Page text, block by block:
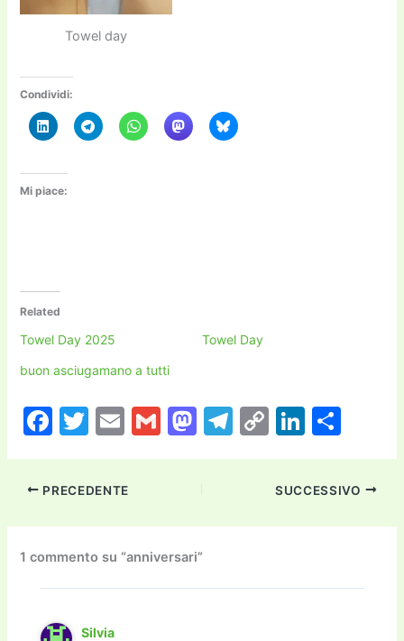
Towel day
Condividi:
Mi piace:
Related
Towel Day 2025
Towel Day
buon asciugamano a tutti
F
c
e
b
o
o
k
T
itt
er
E
ai
l
G
M
d
o
n
T
a
C
p
y
Li
k
Li
k
e
dI
n
di
vi
PRECEDENTE SUCCESSIVO
1 commento su “anniversari”
Silvia